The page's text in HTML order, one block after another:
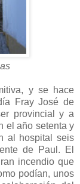
y se hace
Fray José de
provincial y a
el año setenta y
al hospital seis
de Paul. El
incendio que
podían, unos